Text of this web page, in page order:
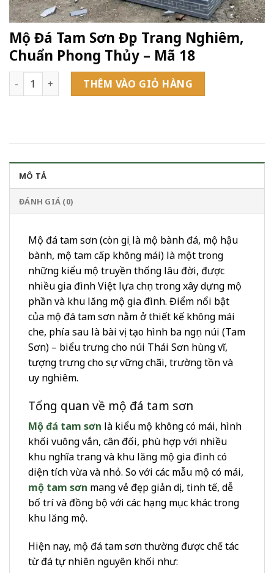
Mộ Đá Tam Sơn Đẹp Trang Nghiêm,
Chuẩn Phong Thủy – Mã 18
Mộ Đá Tam Sơn Đẹp Trang Nghiêm, Chuẩn Phong Thủy - Mã
THÊM VÀO GIỎ HÀNG
MÔ TẢ
ĐÁNH GIÁ (0)
Mộ đá tam sơn (còn gọi là mộ bành đá, mộ hậu
bành, mộ tam cấp không mái) là một trong
những kiểu mộ truyền thống lâu đời, được
nhiều gia đình Việt lựa chọn trong xây dựng mộ
phần và khu lăng mộ gia đình. Điểm nổi bật
của mộ đá tam sơn nằm ở thiết kế không mái
che, phía sau là bài vị tạo hình ba ngọn núi (Tam
Sơn) – biểu trưng cho núi Thái Sơn hùng vĩ,
tượng trưng cho sự vững chãi, trường tồn và
uy nghiêm.
Tổng quan về mộ đá tam sơn
Mộ đá tam sơn là kiểu mộ không có mái, hình
khối vuông vắn, cân đối, phù hợp với nhiều
khu nghĩa trang và khu lăng mộ gia đình có
diện tích vừa và nhỏ. So với các mẫu mộ có mái,
mộ tam sơn mang vẻ đẹp giản dị, tinh tế, dễ
bố trí và đồng bộ với các hạng mục khác trong
khu lăng mộ.
Hiện nay, mộ đá tam sơn thường được chế tác
từ đá tự nhiên nguyên khối như: